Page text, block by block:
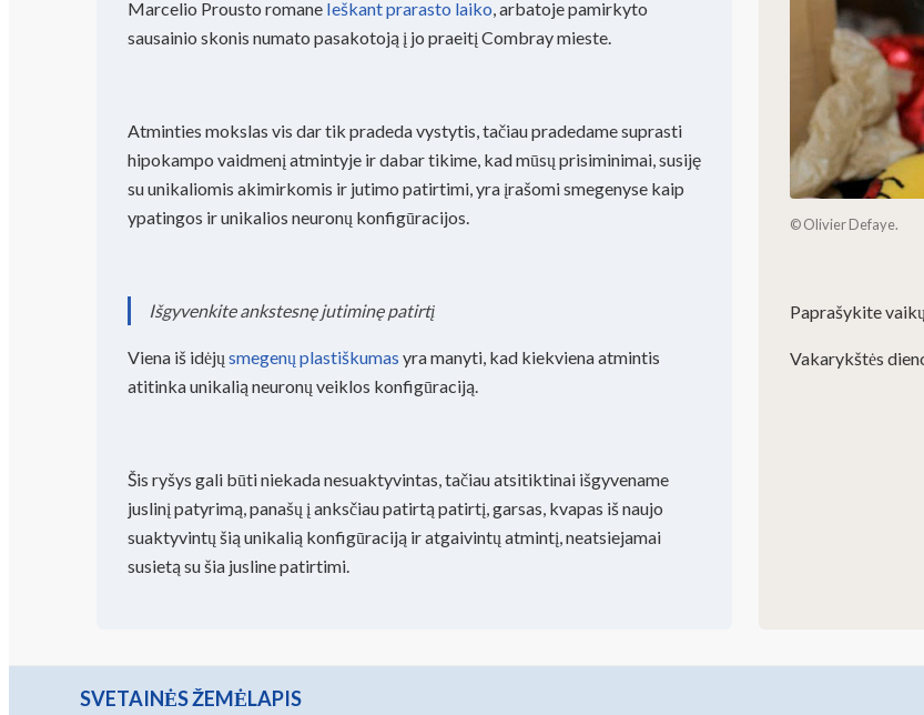
Marcelio Prousto romane Ieškant prarasto laiko , arbatoje pamirkyto
sausainio skonis numato pasakotoją į jo praeitį Combray mieste.
Atminties mokslas vis dar tik pradeda vystytis, tačiau pradedame suprasti
hipokampo vaidmenį atmintyje ir dabar tikime, kad mūsų prisiminimai, susiję
su unikaliomis akimirkomis ir jutimo patirtimi, yra įrašomi smegenyse kaip
ypatingos ir unikalios neuronų konfigūracijos.
Išgyvenkite ankstesnę jutiminę patirtį
Viena iš idėjų smegenų plastiškumas yra manyti, kad kiekviena atmintis
atitinka unikalią neuronų veiklos konfigūraciją.
Šis ryšys gali būti niekada nesuaktyvintas, tačiau atsitiktinai išgyvename
juslinį patyrimą, panašų į anksčiau patirtą patirtį, garsas, kvapas iš naujo
suaktyvintų šią unikalią konfigūraciją ir atgaivintų atmintį, neatsiejamai
susietą su šia jusline patirtimi.
© Olivier Defaye.
Paprašykite
Vakarykštės
SVETAINĖS ŽEMĖLAPIS